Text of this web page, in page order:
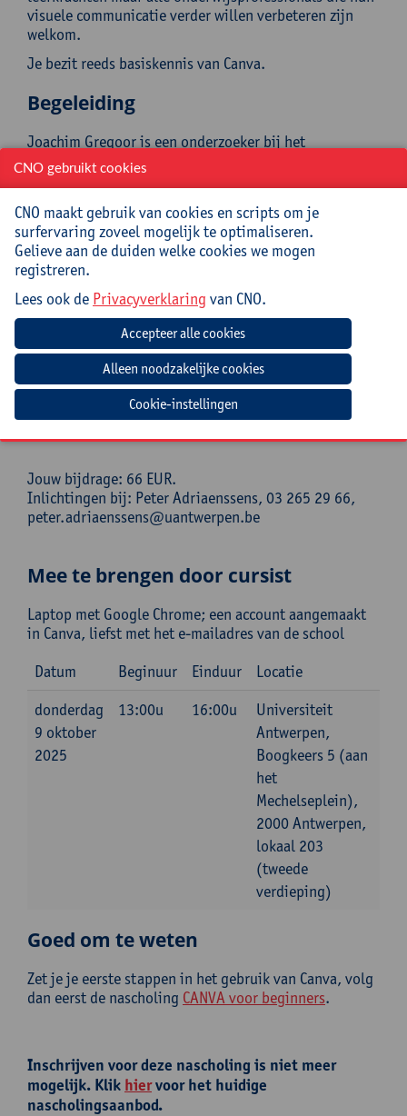
visuele communicatie verder willen verbeteren zijn
welkom.
Je bezit reeds basiskennis van Canva.
Begeleiding
Joachim Gregoor is een onderzoeker bij het
expertisecentrum PXL Zorginnovatie. Hij heeft een
passie voor elektronisch leren binnen de zorgsector en
richt op het gebruik van didactische video’s en
elektronische leervormen in de zorg. Zijn werk draagt
bij aan de verbetering van zorg door middel van
innovatieve leermethoden.
Praktisch
Cursuscode:25/OND/215A
Cursusmateriaal inbegrepen. Volg je ook de
sessie(CANVA voor beginneers) in de voormiddag, dan
Jouw bijdrage: 66 EUR.
Inlichtingen bij: Peter Adriaenssens, 03 265 29 66,
peter.adriaenssens@uantwerpen.be
Mee te brengen door cursist
Laptop met Google Chrome; een account aangemaakt
in Canva, liefst met het e-mailadres van de school
Datum
Beginuur Einduur
Locatie
donderdag
9 oktober
2025
13:00u 16:00u
Universiteit
Antwerpen,
Boogkeers 5 (aan
het
Mechelseplein),
2000 Antwerpen,
lokaal 203
(tweede
verdieping)
Goed om te weten
Zet je je eerste stappen in het gebruik van Canva, volg
dan eerst de nascholing CANVA voor beginners.
Inschrijven voor deze nascholing is niet meer
mogelijk. Klik hiervoor het huidige
nascholingsaanbod.
CNO gebruikt cookies
CNO maakt gebruik van cookies en scripts om je
surfervaring zoveel mogelijk te optimaliseren.
Gelieve aan de duiden welke cookies we mogen
registreren.
Lees ook de Privacyverklaring van CNO.
Cookie-instellingen